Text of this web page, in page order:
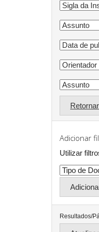
Adicionar
Utilizar
Resultados/